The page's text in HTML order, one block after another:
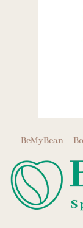
BeMyBean –